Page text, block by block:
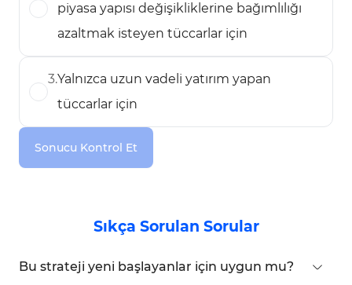
piyasa yapısı değişikliklerine bağımlılığı
azaltmak isteyen tüccarlar için
3.Yalnızca uzun vadeli yatırım yapan
tüccarlar için
Sonucu Kontrol Et
Sıkça Sorulan Sorular
Bu strateji yeni başlayanlar için uygun mu?